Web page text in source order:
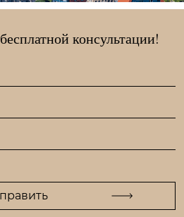
бесплатной консультации!